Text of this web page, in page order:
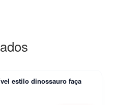
estilo dinossauro faça